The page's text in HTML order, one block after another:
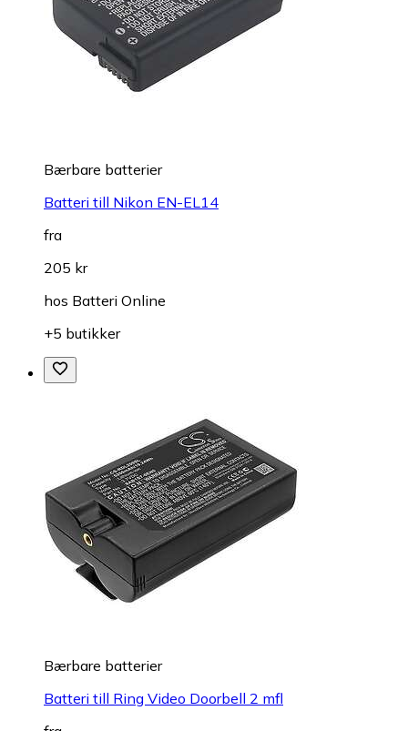
Bærbare batterier
Batteri till Nikon EN-EL14
fra
205 kr
hos Batteri Online
+5 butikker
Bærbare batterier
Batteri till Ring Video Doorbell 2 mfl